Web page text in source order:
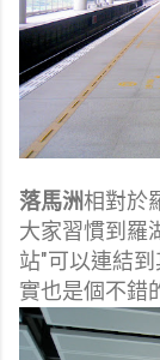
落馬洲相對於
大家習慣到羅
站"可以連結
實也是個不錯